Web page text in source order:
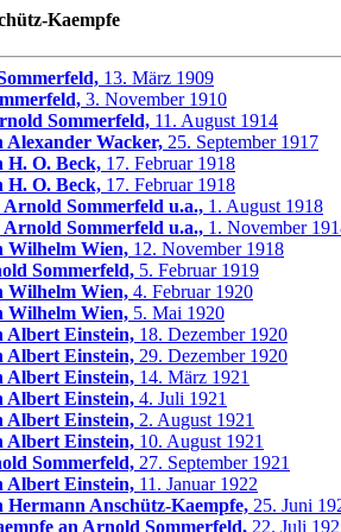
Kaempfe
13. März 1909
3. November 1910
Sommerfeld, 11. August 1914
Alexander Wacker, 25. September 1917
H. O. Beck, 17. Februar 1918
H. O. Beck, 17. Februar 1918
Sommerfeld u.a., 1. August 1918
Sommerfeld u.a., 1. November
Wilhelm Wien, 12. November 1918
Sommerfeld, 5. Februar 1919
Wilhelm Wien, 4. Februar 1920
Wilhelm Wien, 5. Mai 1920
Albert Einstein, 18. Dezember 1920
Albert Einstein, 29. Dezember 1920
Albert Einstein, 14. März 1921
Albert Einstein, 4. Juli 1921
Albert Einstein, 2. August 1921
Albert Einstein, 10. August 1921
Sommerfeld, 27. September 1921
Albert Einstein, 11. Januar 1922
Anschütz-Kaempfe, 25. Juni
an Arnold Sommerfeld, 22. Juli